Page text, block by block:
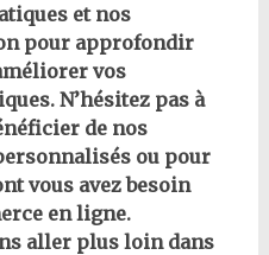
et nos
pour approfondir
vos
N’hésitez pas à
de nos
ou pour
vous avez besoin
en ligne.
aller plus loin dans